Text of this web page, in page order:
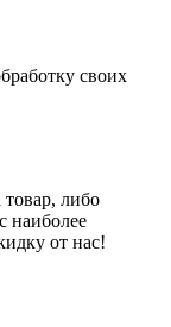
своих
либо
наиболее
от нас!